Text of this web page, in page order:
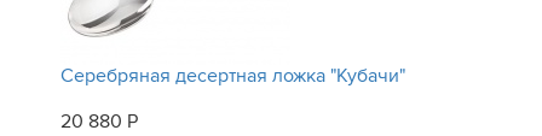
Серебряная десертная ложка "Кубачи"
20 880 Р